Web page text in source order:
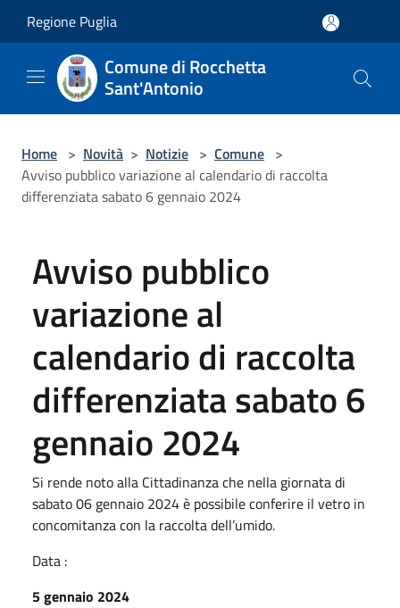
Regione Puglia
Comune di Rocchetta
Sant'Antonio
Home > Novità > Notizie > Comune >
Avviso pubblico variazione al calendario di raccolta
differenziata sabato 6 gennaio 2024
Avviso pubblico
variazione al
calendario di raccolta
differenziata sabato 6
gennaio 2024
Si rende noto alla Cittadinanza che nella giornata di
sabato 06 gennaio 2024 è possibile conferire il vetro in
concomitanza con la raccolta dell’umido.
Data :
5 gennaio 2024